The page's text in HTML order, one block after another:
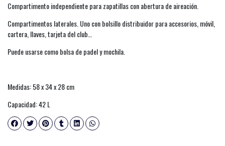
Compartimento independiente para zapatillas con abertura de aireación.
Compartimentos laterales. Uno con bolsillo distribuidor para accesorios, móvil,
cartera, llaves, tarjeta del club…
Puede usarse como bolsa de padel y mochila.
Medidas: 58 x 34 x 28 cm
Capacidad: 42 L